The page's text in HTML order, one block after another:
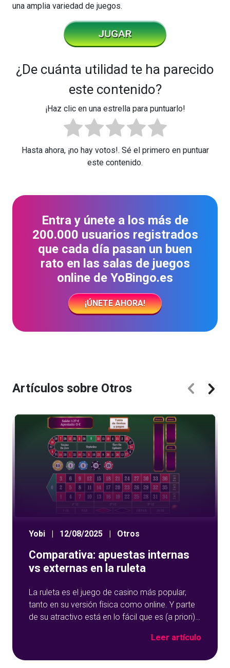
una amplia variedad de juegos.
¿De cuánta utilidad te ha parecido
este contenido?
¡Haz clic en una estrella para puntuarlo!
Hasta ahora, ¡no hay votos!. Sé el primero en puntuar
este contenido.
Entra y únete a los más de
200.000 usuarios registrados
que cada día pasan un buen
rato en las salas de juegos
online de YoBingo.es
¡ÚNETE AHORA!
Artículos sobre Otros
Yobi 12/08/2025 Otros
Comparativa: apuestas internas
vs externas en la ruleta
La ruleta es el juego de casino más popular,
tanto en su versión física como online. Y parte
de su atractivo está en lo fácil que es (a priori) y
Como jugador, debes saber que existenLeer artículo